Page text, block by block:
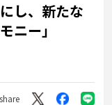
し、新たな
ニー」
share